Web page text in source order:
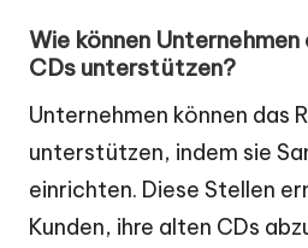
Wie können
CDs unterstützen?
Unternehmen können das
unterstützen, indem sie
einrichten. Diese Stellen
Kunden, ihre alten CDs